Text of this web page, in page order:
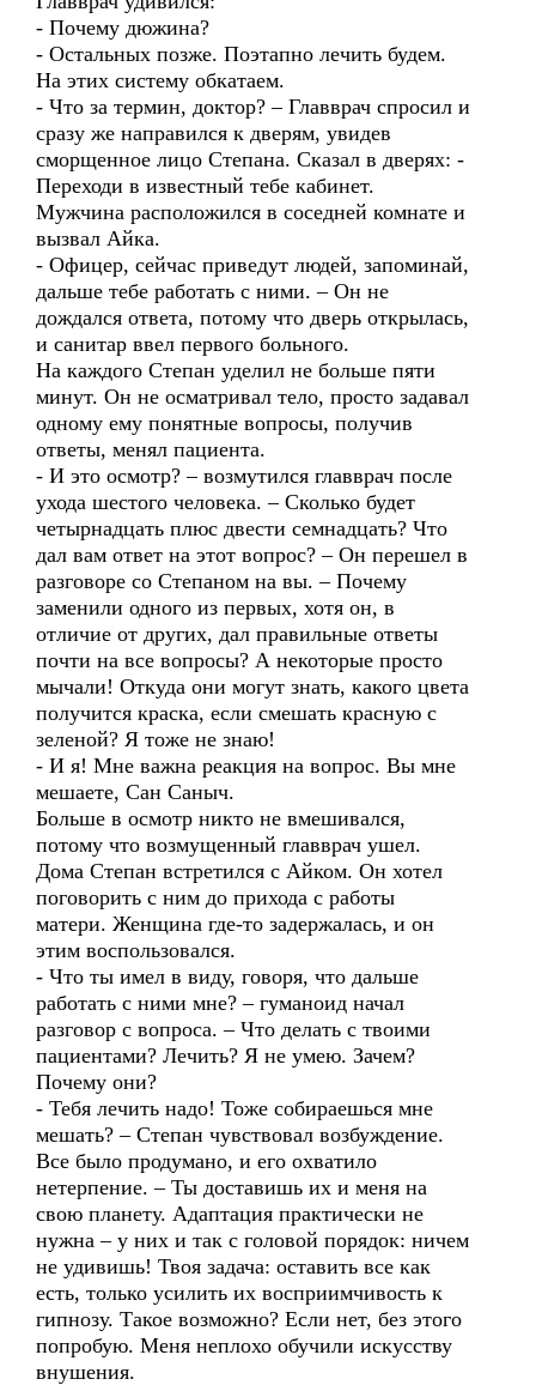
- Почему дюжина?
- Остальных позже. Поэтапно лечить будем.
На этих систему обкатаем.
- Что за термин, доктор? – Главврач спросил и
сразу же направился к дверям, увидев
сморщенное лицо Степана. Сказал в дверях: -
Переходи в известный тебе кабинет.
Мужчина расположился в соседней комнате и
вызвал Айка.
- Офицер, сейчас приведут людей, запоминай,
дальше тебе работать с ними. – Он не
дождался ответа, потому что дверь открылась,
и санитар ввел первого больного.
На каждого Степан уделил не больше пяти
минут. Он не осматривал тело, просто задавал
одному ему понятные вопросы, получив
ответы, менял пациента.
- И это осмотр? – возмутился главврач после
ухода шестого человека. – Сколько будет
четырнадцать плюс двести семнадцать? Что
дал вам ответ на этот вопрос? – Он перешел в
разговоре со Степаном на вы. – Почему
заменили одного из первых, хотя он, в
отличие от других, дал правильные ответы
почти на все вопросы? А некоторые просто
мычали! Откуда они могут знать, какого цвета
получится краска, если смешать красную с
зеленой? Я тоже не знаю!
- И я! Мне важна реакция на вопрос. Вы мне
мешаете, Сан Саныч.
Больше в осмотр никто не вмешивался,
потому что возмущенный главврач ушел.
Дома Степан встретился с Айком. Он хотел
поговорить с ним до прихода с работы
матери. Женщина где-то задержалась, и он
этим воспользовался.
- Что ты имел в виду, говоря, что дальше
работать с ними мне? – гуманоид начал
разговор с вопроса. – Что делать с твоими
пациентами? Лечить? Я не умею. Зачем?
Почему они?
- Тебя лечить надо! Тоже собираешься мне
мешать? – Степан чувствовал возбуждение.
Все было продумано, и его охватило
нетерпение. – Ты доставишь их и меня на
свою планету. Адаптация практически не
нужна – у них и так с головой порядок: ничем
не удивишь! Твоя задача: оставить все как
есть, только усилить их восприимчивость к
гипнозу. Такое возможно? Если нет, без этого
попробую. Меня неплохо обучили искусству
внушения.